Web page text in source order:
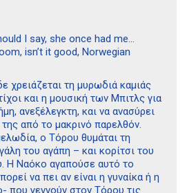
I say, she once had me…
isn’t it good, Norwegian
χρειάζεται τη μυρωδιά καμιάς
και η μουσική των Μπιτλς για
ανεξέλεγκτη, και να ανασύρει
από το μακρινό παρελθόν.
ο Τόρου θυμάται τη
του αγάπη – και κορίτσι του
Η Ναόκο αγαπούσε αυτό το
να πει αν είναι η γυναίκα ή η
που γεννούν στον Τόρου τις